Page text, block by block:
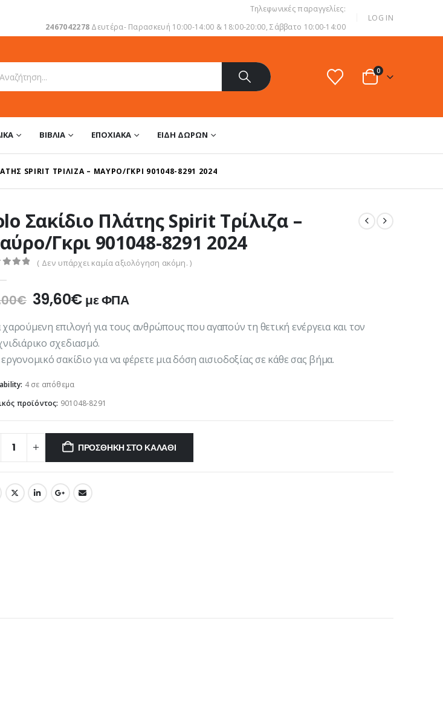
Τηλεφωνικές παραγγελίες:
2467042278 Δευτέρα- Παρασκευή 10:00-14:00 & 18:00-20:00, Σάββατο 10:00-14:00
LOG IN
0
ΒΙΒΛΊΑ ΕΠΟΧΙΑΚΆ ΕΊΔΗ ΔΏΡΩΝ
SPIRIT ΤΡΊΛΙΖΑ – ΜΑΎΡΟ/ΓΚΡΙ 901048-8291 2024
Σακίδιο Πλάτης Spirit Τρίλιζα –
Γκρι 901048-8291 2024
( Δεν υπάρχει καμία αξιολόγηση ακόμη. )
€ Original
price
was:
45,00€.
39,60€Η
τρέχουσα
τιμή
είναι:
39,60€.
με ΦΠΑ
επιλογή για τους ανθρώπους που αγαπούν τη θετική ενέργεια και τον
σχεδιασμό.
σακίδιο για να φέρετε μια δόση αισιοδοξίας σε κάθε σας βήμα.
4 σε απόθεμα
προϊόντος: 901048-8291
ΠΡΟΣΘΉΚΗ ΣΤΟ ΚΑΛΆΘΙ